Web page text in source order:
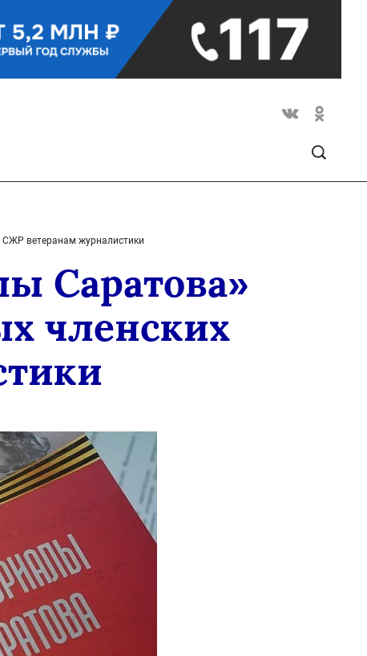
СЖР ветеранам журналистики
Саратова»
членских